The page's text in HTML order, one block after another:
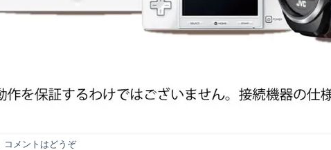
コメントはどうぞ